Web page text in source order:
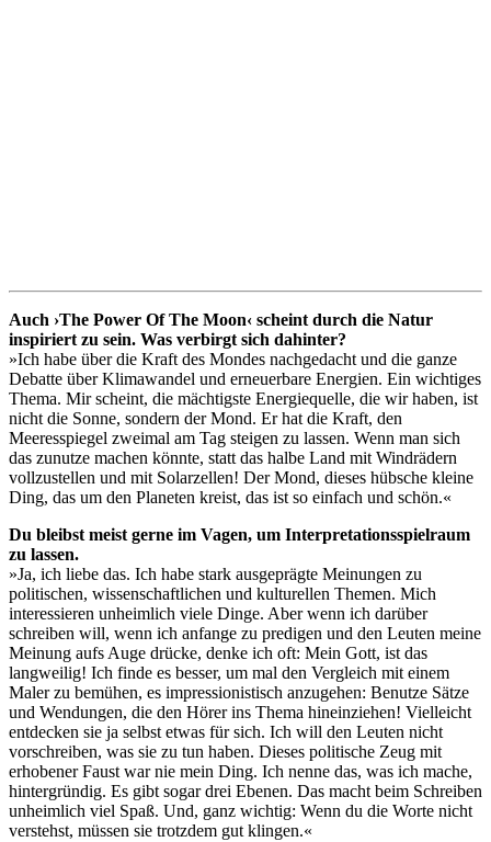
Auch ›The Power Of The Moon‹ scheint durch die Natur
inspiriert zu sein. Was verbirgt sich dahinter?
»Ich habe über die Kraft des Mondes nachgedacht und die ganze
Debatte über Klimawandel und erneuerbare Energien. Ein wichtiges
Thema. Mir scheint, die mächtigste Energiequelle, die wir haben, ist
nicht die Sonne, sondern der Mond. Er hat die Kraft, den
Meeresspiegel zweimal am Tag steigen zu lassen. Wenn man sich
das zunutze machen könnte, statt das halbe Land mit Windrädern
vollzustellen und mit Solarzellen! Der Mond, dieses hübsche kleine
Ding, das um den Planeten kreist, das ist so einfach und schön.«
Du bleibst meist gerne im Vagen, um Interpretationsspielraum
zu lassen.
»Ja, ich liebe das. Ich habe stark ausgeprägte Meinungen zu
politischen, wissenschaftlichen und kulturellen Themen. Mich
interessieren unheimlich viele Dinge. Aber wenn ich darüber
schreiben will, wenn ich anfange zu predigen und den Leuten meine
Meinung aufs Auge drücke, denke ich oft: Mein Gott, ist das
langweilig! Ich finde es besser, um mal den Vergleich mit einem
Maler zu bemühen, es impressionistisch anzugehen: Benutze Sätze
und Wendungen, die den Hörer ins Thema hineinziehen! Vielleicht
entdecken sie ja selbst etwas für sich. Ich will den Leuten nicht
vorschreiben, was sie zu tun haben. Dieses politische Zeug mit
erhobener Faust war nie mein Ding. Ich nenne das, was ich mache,
hintergründig. Es gibt sogar drei Ebenen. Das macht beim Schreiben
unheimlich viel Spaß. Und, ganz wichtig: Wenn du die Worte nicht
verstehst, müssen sie trotzdem gut klingen.«